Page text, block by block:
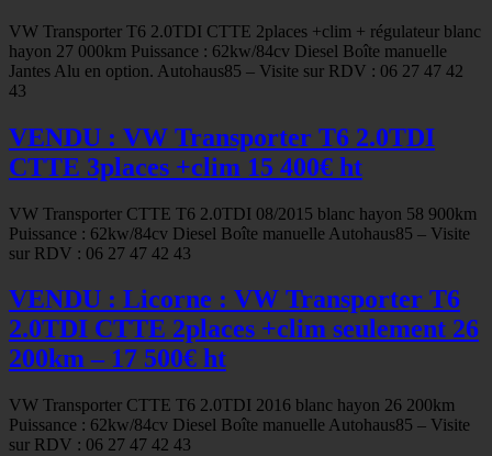
VW Transporter T6 2.0TDI CTTE 2places +clim + régulateur blanc
hayon 27 000km Puissance : 62kw/84cv Diesel Boîte manuelle
Jantes Alu en option. Autohaus85 – Visite sur RDV : 06 27 47 42
43
VENDU : VW Transporter T6 2.0TDI
CTTE 3places +clim 15 400€ ht
VW Transporter CTTE T6 2.0TDI 08/2015 blanc hayon 58 900km
Puissance : 62kw/84cv Diesel Boîte manuelle Autohaus85 – Visite
sur RDV : 06 27 47 42 43
VENDU : Licorne : VW Transporter T6
2.0TDI CTTE 2places +clim seulement 26
200km – 17 500€ ht
VW Transporter CTTE T6 2.0TDI 2016 blanc hayon 26 200km
Puissance : 62kw/84cv Diesel Boîte manuelle Autohaus85 – Visite
sur RDV : 06 27 47 42 43